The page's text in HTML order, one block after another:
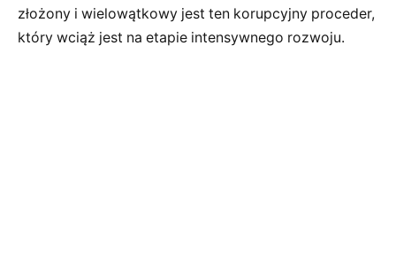
złożony i wielowątkowy jest ten korupcyjny proceder,
który wciąż jest na etapie intensywnego rozwoju.